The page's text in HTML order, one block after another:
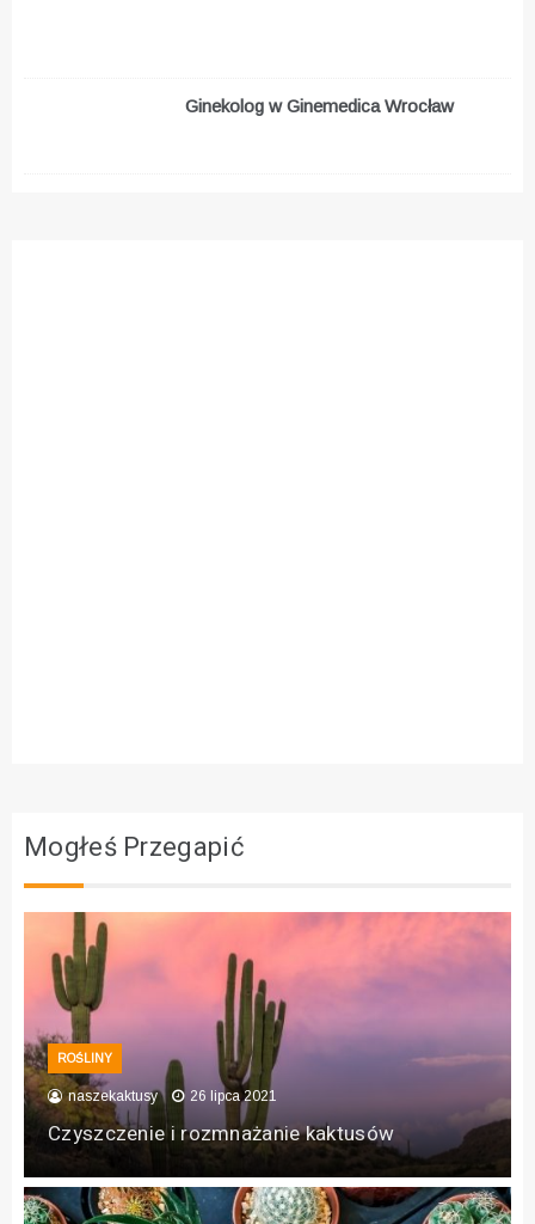
Ginekolog w Ginemedica Wrocław
Mogłeś Przegapić
ROŚLINY
naszekaktusy 26 lipca 2021
Czyszczenie i rozmnażanie kaktusów